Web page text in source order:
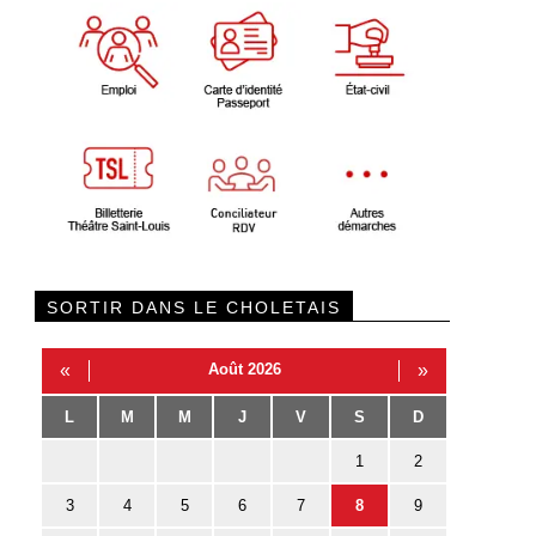
SORTIR DANS LE CHOLETAIS
« Août 2026 »
L M M J V S D
1 2
3 4 5 6 7 8 9